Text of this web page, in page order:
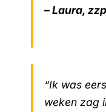
– Laura,
“Ik was
weken zag